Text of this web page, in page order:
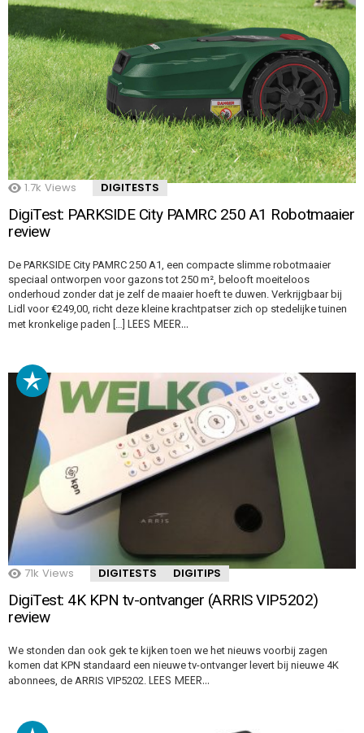
1.7k Views DIGITESTS
DigiTest: PARKSIDE City PAMRC 250 A1 Robotmaaier
review
De PARKSIDE City PAMRC 250 A1, een compacte slimme robotmaaier
speciaal ontworpen voor gazons tot 250 m², belooft moeiteloos
onderhoud zonder dat je zelf de maaier hoeft te duwen. Verkrijgbaar bij
Lidl voor €249,00, richt deze kleine krachtpatser zich op stedelijke tuinen
met kronkelige paden […] LEES MEER…
71k Views DIGITESTS DIGITIPS
DigiTest: 4K KPN tv-ontvanger (ARRIS VIP5202)
review
We stonden dan ook gek te kijken toen we het nieuws voorbij zagen
komen dat KPN standaard een nieuwe tv-ontvanger levert bij nieuwe 4K
abonnees, de ARRIS VIP5202. LEES MEER…